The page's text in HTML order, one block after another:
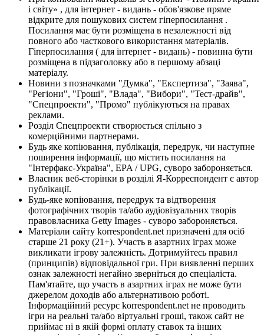
і світу» , для інтернет - видань - обов'язкове пряме
відкрите для пошукових систем гіперпосилання .
Посилання має бути розміщена в незалежності від
повного або часткового використання матеріалів.
Гіперпосилання ( для інтернет - видань) - повинна бути
розміщена в підзаголовку або в першому абзаці
матеріалу.
Новини з позначками "Думка", "Експертиза", "Заява",
"Регіони", "Гроші", "Влада", "Вибори", "Тест-драйв",
"Спецпроекти", "Промо" публікуються на правах
реклами.
Розділ Спецпроекти створюється спільно з
комерційними партнерами.
Будь яке копіювання, публікація, передрук, чи наступне
поширення інформації, що містить посилання на
"Інтерфакс-Україна", EPA / UPG, суворо забороняється.
Власник веб-сторінки в розділі Я-Корреспондент є автор
публікації.
Будь-яке копіювання, передрук та відтворення
фотографічних творів та/або аудіовізуальних творів
правовласника Getty Images - суворо забороняється.
Матеріали сайту korrespondent.net призначені для осіб
старше 21 року (21+). Участь в азартних іграх може
викликати ігрову залежність. Дотримуйтесь правил
(принципів) відповідальної гри. При виявленні перших
ознак залежності негайно зверніться до спеціаліста.
Пам'ятайте, що участь в азартних іграх не може бути
джерелом доходів або альтернативою роботі.
Інформаційний ресурс korrespondent.net не проводить
ігри на реальні та/або віртуальні гроші, також сайт не
приймає ні в якій формі оплату ставок та інших